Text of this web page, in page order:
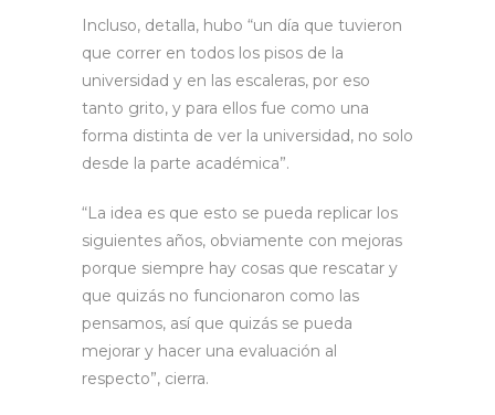
Incluso, detalla, hubo “un día que tuvieron
que correr en todos los pisos de la
universidad y en las escaleras, por eso
tanto grito, y para ellos fue como una
forma distinta de ver la universidad, no solo
desde la parte académica”.
“La idea es que esto se pueda replicar los
siguientes años, obviamente con mejoras
porque siempre hay cosas que rescatar y
que quizás no funcionaron como las
pensamos, así que quizás se pueda
mejorar y hacer una evaluación al
respecto”, cierra.